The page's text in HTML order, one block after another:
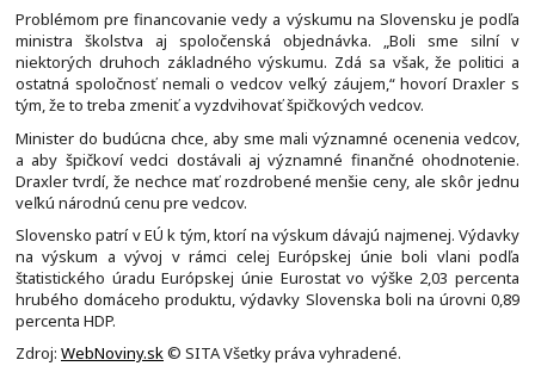
Problémom pre financovanie vedy a výskumu na Slovensku je podľa
ministra školstva aj spoločenská objednávka. „Boli sme silní v
niektorých druhoch základného výskumu. Zdá sa však, že politici a
ostatná spoločnosť nemali o vedcov veľký záujem,“ hovorí Draxler s
tým, že to treba zmeniť a vyzdvihovať špičkových vedcov.
Minister do budúcna chce, aby sme mali významné ocenenia vedcov,
a aby špičkoví vedci dostávali aj významné finančné ohodnotenie.
Draxler tvrdí, že nechce mať rozdrobené menšie ceny, ale skôr jednu
veľkú národnú cenu pre vedcov.
Slovensko patrí v EÚ k tým, ktorí na výskum dávajú najmenej. Výdavky
na výskum a vývoj v rámci celej Európskej únie boli vlani podľa
štatistického úradu Európskej únie Eurostat vo výške 2,03 percenta
hrubého domáceho produktu, výdavky Slovenska boli na úrovni 0,89
percenta HDP.
Zdroj: WebNoviny.sk© SITA Všetky práva vyhradené.